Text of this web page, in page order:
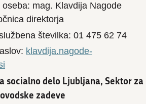
oseba: mag. Klavdija Nagode
direktorja
številka: 01 475 62 74
klavdija.nagode-
socialno delo Ljubljana, Sektor za
zadeve